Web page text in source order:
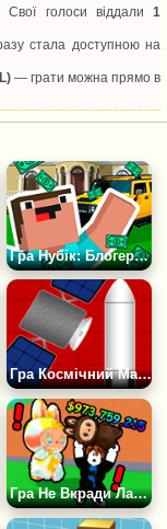
Свої голоси віддали1
стала доступною на
— грати можна прямо в
Гра Нубік: Блогер Магнат
Гра Космічний Магнат
Гра Не Вкради Лабубу Оббі Сплячий Магнат Тайкун +1 3D